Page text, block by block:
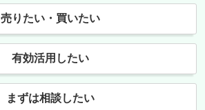
売りたい・買いたい
有効活用したい
まずは相談したい